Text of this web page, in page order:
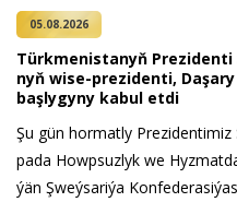
05.08.2026
Türk­me­nis­ta­nyň
nyň wi­se-prezidenti,
baş­ly­gy­ny ka­bul et­di
Şu gün hor­mat­ly
pa­da Howp­suz­lyk we
ýän Şweý­sa­ri­ýa